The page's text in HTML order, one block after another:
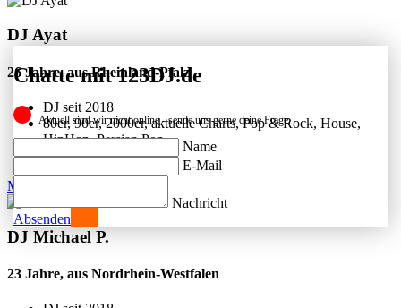
DJ Ayat
26 Jahre, aus Rheinland-Pfalz
DJ seit 2018
80er, 90er, 2000er, aktuelle Charts, Pop & Rock, House,
HipHop, Persian Pop,
Moderation
Mehr Erfahren
DJ Michael P.
23 Jahre, aus Nordrhein-Westfalen
Chatte mit 123DJ.de
Aktuell sind wir nicht online - sende uns gerne deine Frage.
Name
E-Mail
Nachricht
Absenden